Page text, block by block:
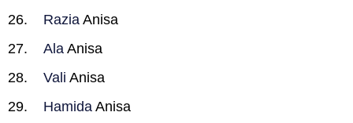
Razia Anisa
Ala Anisa
Vali Anisa
Hamida Anisa